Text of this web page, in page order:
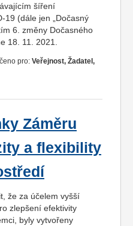
šíření
19 (dále jen „Dočasný
6. změny Dočasného
18. 11. 2021.
pro: Veřejnost, Žadatel,
Záměru
a flexibility
že za účelem vyšší
zlepšení efektivity
byly vytvořeny